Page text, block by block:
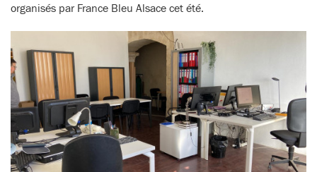
organisés par France Bleu Alsace cet été.